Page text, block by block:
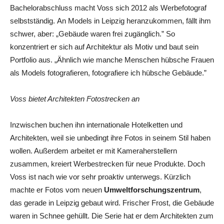
Bachelorabschluss macht Voss sich 2012 als Werbefotograf
selbstständig. An Models in Leipzig heranzukommen, fällt ihm
schwer, aber: „Gebäude waren frei zugänglich.” So
konzentriert er sich auf Architektur als Motiv und baut sein
Portfolio aus. „Ähnlich wie manche Menschen hübsche Frauen
als Models fotografieren, fotografiere ich hübsche Gebäude.”
Voss bietet Architekten Fotostrecken an
Inzwischen buchen ihn internationale Hotelketten und
Architekten, weil sie unbedingt ihre Fotos in seinem Stil haben
wollen. Außerdem arbeitet er mit Kameraherstellern
zusammen, kreiert Werbestrecken für neue Produkte. Doch
Voss ist nach wie vor sehr proaktiv unterwegs. Kürzlich
machte er Fotos vom neuen Umweltforschungszentrum,
das gerade in Leipzig gebaut wird. Frischer Frost, die Gebäude
waren in Schnee gehüllt. Die Serie hat er dem Architekten zum